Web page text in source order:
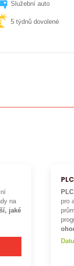
Služební auto
5 týdnů dovolené
na
jaké
pro